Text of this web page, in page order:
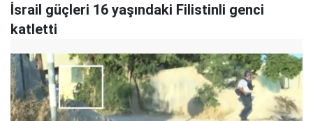
İsrail güçleri 16 yaşındaki Filistinli genci
katletti